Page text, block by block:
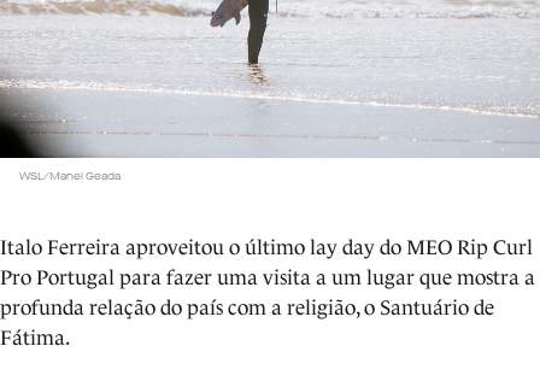
WSL/Manel Geada
Italo Ferreira aproveitou o último lay day do MEO Rip Curl
Pro Portugal para fazer uma visita a um lugar que mostra a
profunda relação do país com a religião, o Santuário de
Fátima.